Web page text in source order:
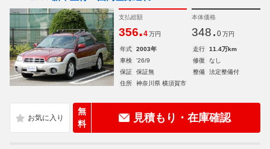
支払総額
356.4 万円
本体価格
348. 0 万円
年式 2003年 走行
11.4万km
車検
'26/9 修復
なし
保証
保証無 整備
法定整備付
住所
神奈川県 横須賀市
無
料
見積もり・在庫確認